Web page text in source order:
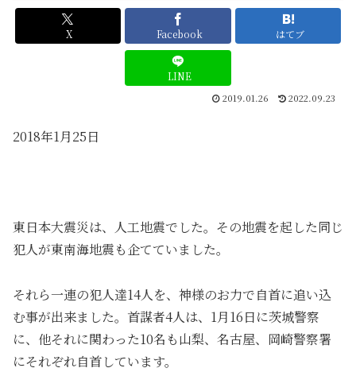
X Facebook はてブ
LINE
2019.01.26 2022.09.23
2018年1月25日
東日本大震災は、人工地震でした。その地震を起した同じ
犯人が東南海地震も企てていました。
それら一連の犯人達14人を、神様のお力で自首に追い込
む事が出来ました。首謀者4人は、1月16日に茨城警察
に、他それに関わった10名も山梨、名古屋、岡崎警察署
にそれぞれ自首しています。